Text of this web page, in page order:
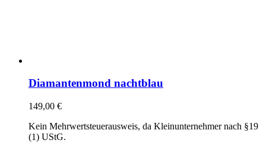
Diamantenmond nachtblau
149,00 €
Kein Mehrwertsteuerausweis, da Kleinunternehmer nach §19
(1) UStG.